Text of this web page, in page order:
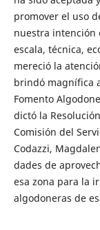
promover el uso
nuestra intención
escala, técnica,
mereció la
brindó magnífica
Fomento
dictó la
Comisión del
Codazzi,
dades de
esa zona para la
algodoneras de